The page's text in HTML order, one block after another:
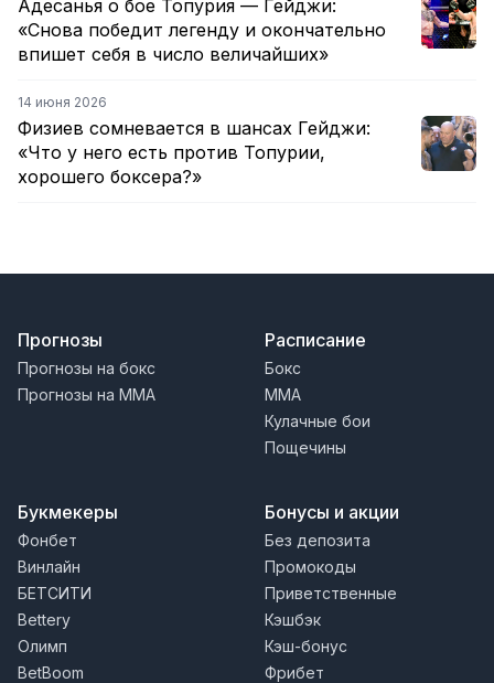
Адесанья о бое Топурия — Гейджи:
«Снова победит легенду и окончательно
впишет себя в число величайших»
14 июня 2026
Физиев сомневается в шансах Гейджи:
«Что у него есть против Топурии,
хорошего боксера?»
Прогнозы
Прогнозы на бокс
Прогнозы на MMA
Расписание
Бокс
MMA
Кулачные бои
Пощечины
Букмекеры
Фонбет
Винлайн
БЕТСИТИ
Bettery
Олимп
BetBoom
Бонусы и акции
Без депозита
Промокоды
Приветственные
Кэшбэк
Кэш-бонус
Фрибет